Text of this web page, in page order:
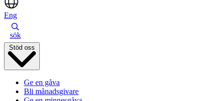
Eng
sök
Stöd oss
Ge en gåva
Bli månadsgivare